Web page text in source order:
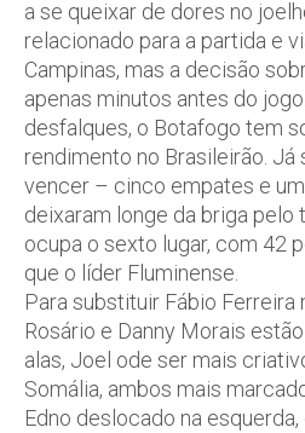
a se queixar de dores no
relacionado para a partida e
Campinas, mas a decisão
apenas minutos antes do
desfalques, o Botafogo tem
rendimento no Brasileirão.
vencer – cinco empates e
deixaram longe da briga pelo
ocupa o sexto lugar, com 42
que o líder Fluminense.
Para substituir Fábio Ferreira
Rosário e Danny Morais
alas, Joel ode ser mais
Somália, ambos mais
Edno deslocado na